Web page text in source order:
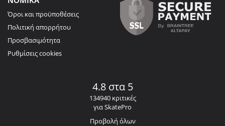
Όροι και προϋποθέσεις
Πολιτική απορρήτου
Προσβασιμότητα
Ρυθμίσεις cookies
4.8 στα 5
134940 κριτικές
για SkatePro
Προβολή όλων